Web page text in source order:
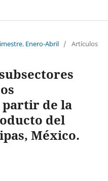
Enero-Abril / Artículos
de la
del
México.